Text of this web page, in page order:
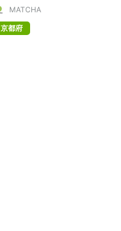
MATCHA
京都府